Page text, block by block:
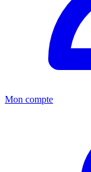
Mon compte